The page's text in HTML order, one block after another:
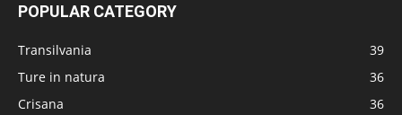
POPULAR CATEGORY
Transilvania
39
Ture in natura
36
Crisana
36